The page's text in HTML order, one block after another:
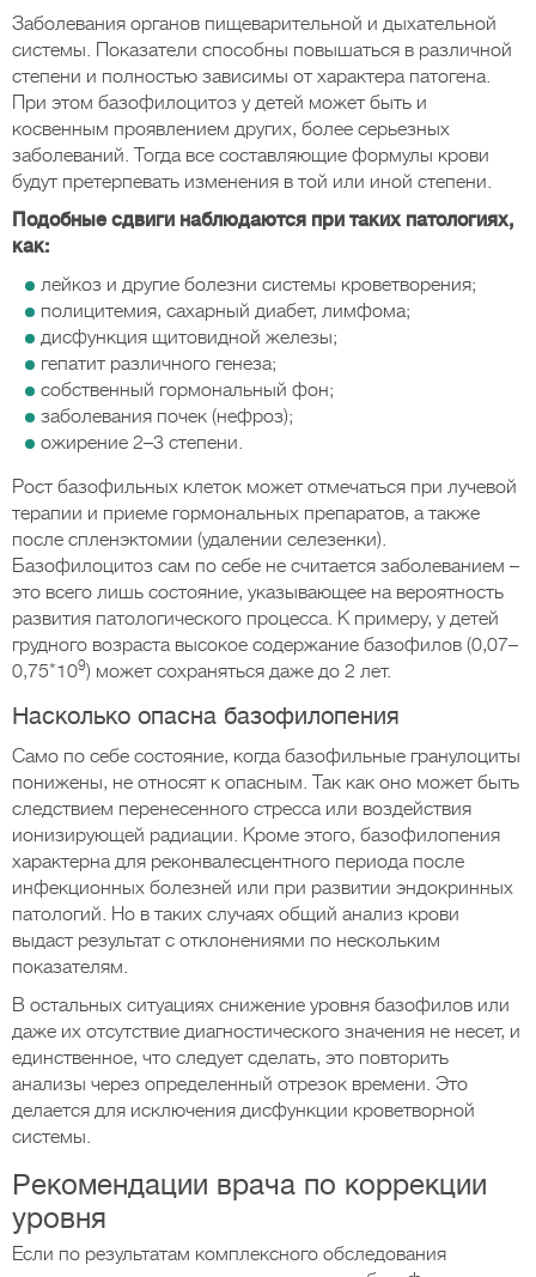
Заболевания органов пищеварительной и дыхательной
системы. Показатели способны повышаться в различной
степени и полностью зависимы от характера патогена.
При этом базофилоцитоз у детей может быть и
косвенным проявлением других, более серьезных
заболеваний. Тогда все составляющие формулы крови
будут претерпевать изменения в той или иной степени.
Подобные сдвиги наблюдаются при таких патологиях,
как:
лейкоз и другие болезни системы кроветворения;
полицитемия, сахарный диабет, лимфома;
дисфункция щитовидной железы;
гепатит различного генеза;
собственный гормональный фон;
заболевания почек (нефроз);
ожирение 2–3 степени.
Рост базофильных клеток может отмечаться при лучевой
терапии и приеме гормональных препаратов, а также
после спленэктомии (удалении селезенки).
Базофилоцитоз сам по себе не считается заболеванием –
это всего лишь состояние, указывающее на вероятность
развития патологического процесса. К примеру, у детей
грудного возраста высокое содержание базофилов (0,07–
0,75*109) может сохраняться даже до 2 лет.
Насколько опасна базофилопения
Само по себе состояние, когда базофильные гранулоциты
понижены, не относят к опасным. Так как оно может быть
следствием перенесенного стресса или воздействия
ионизирующей радиации. Кроме этого, базофилопения
характерна для реконвалесцентного периода после
инфекционных болезней или при развитии эндокринных
патологий. Но в таких случаях общий анализ крови
выдаст результат с отклонениями по нескольким
показателям.
В остальных ситуациях снижение уровня базофилов или
даже их отсутствие диагностического значения не несет, и
единственное, что следует сделать, это повторить
анализы через определенный отрезок времени. Это
делается для исключения дисфункции кроветворной
системы.
Рекомендации врача по коррекции
уровня
Если по результатам комплексного обследования